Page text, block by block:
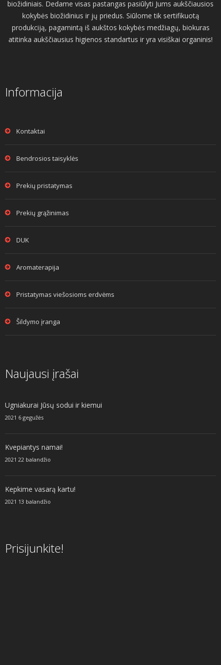
biožidiniais. Dedame visas pastangas pasiūlyti Jums aukščiausios
kokybės biožidinius ir jų priedus. Siūlome tik sertifikuotą
produkciją, pagamintą iš aukštos kokybės medžiagų, biokuras
atitinka aukščiausius higienos standartus ir yra visiškai organinis!
Informacija
Kontaktai
Bendrosios taisyklės
Prekių pristatymas
Prekių grąžinimas
DUK
Aromaterapija
Pristatymas viešosioms erdvėms
Šildymo įranga
Naujausi įrašai
Ugniakurai Jūsų sodui ir kiemui
2021 6 gegužės
Kvepiantys namai!
2021 22 balandžio
Kepkime vasarą kartu!
2021 13 balandžio
Prisijunkite!